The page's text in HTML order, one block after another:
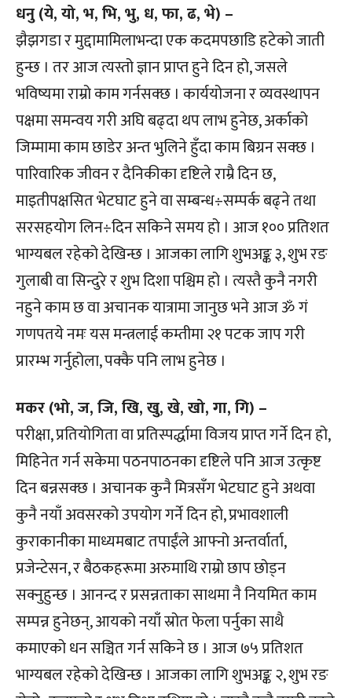
धनु (ये, यो, भ, भि, भु, ध, फा, ढ, भे) –
झैझगडा र मुद्दामामिलाभन्दा एक कदमपछाडि हटेको जाती
हुन्छ । तर आज त्यस्तो ज्ञान प्राप्त हुने दिन हो, जसले
भविष्यमा राम्रो काम गर्नसक्छ । कार्ययोजना र व्यवस्थापन
पक्षमा समन्वय गरी अघि बढ्दा थप लाभ हुनेछ, अर्काको
जिम्मामा काम छाडेर अन्त भुलिने हुँदा काम बिग्रन सक्छ ।
पारिवारिक जीवन र दैनिकीका दृष्टिले राम्रै दिन छ,
माइतीपक्षसित भेटघाट हुने वा सम्बन्ध÷सम्पर्क बढ्ने तथा
सरसहयोग लिन÷दिन सकिने समय हो । आज १०० प्रतिशत
भाग्यबल रहेको देखिन्छ । आजका लागि शुभअङ्क ३, शुभ रङ
गुलाबी वा सिन्दुरे र शुभ दिशा पश्चिम हो । त्यस्तै कुनै नगरी
नहुने काम छ वा अचानक यात्रामा जानुछ भने आज ॐ गं
गणपतये नमः यस मन्त्रलाई कम्तीमा २१ पटक जाप गरी
प्रारम्भ गर्नुहोला, पक्कै पनि लाभ हुनेछ ।
मकर (भो, ज, जि, खि, खु, खे, खो, गा, गि) –
परीक्षा, प्रतियोगिता वा प्रतिस्पर्द्धामा विजय प्राप्त गर्ने दिन हो,
मिहिनेत गर्न सकेमा पठनपाठनका दृष्टिले पनि आज उत्कृष्ट
दिन बन्नसक्छ । अचानक कुनै मित्रसँग भेटघाट हुने अथवा
कुनै नयाँ अवसरको उपयोग गर्ने दिन हो, प्रभावशाली
कुराकानीका माध्यमबाट तपाईंले आफ्नो अन्तर्वार्ता,
प्रजेन्टेसन, र बैठकहरूमा अरुमाथि राम्रो छाप छोड्न
सक्नुहुन्छ । आनन्द र प्रसन्नताका साथमा नै नियमित काम
सम्पन्न हुनेछन्, आयको नयाँ स्रोत फेला पर्नुका साथै
कमाएको धन सञ्चित गर्न सकिने छ । आज ७५ प्रतिशत
भाग्यबल रहेको देखिन्छ । आजका लागि शुभअङ्क २, शुभ रङ